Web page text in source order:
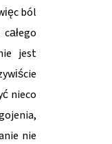
ból
jest
nieco
nie